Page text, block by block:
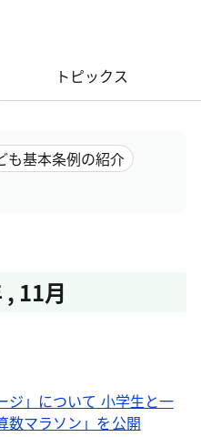
トピックス
も基本条例の紹介
, 11月
ジ」について 小学生と一
数マラソン」を公開